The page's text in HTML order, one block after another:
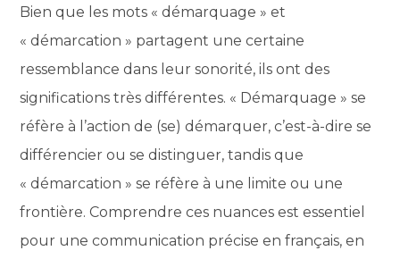
Bien que les mots « démarquage » et
« démarcation » partagent une certaine
ressemblance dans leur sonorité, ils ont des
significations très différentes. « Démarquage » se
réfère à l’action de (se) démarquer, c’est-à-dire se
différencier ou se distinguer, tandis que
« démarcation » se réfère à une limite ou une
frontière. Comprendre ces nuances est essentiel
pour une communication précise en français, en